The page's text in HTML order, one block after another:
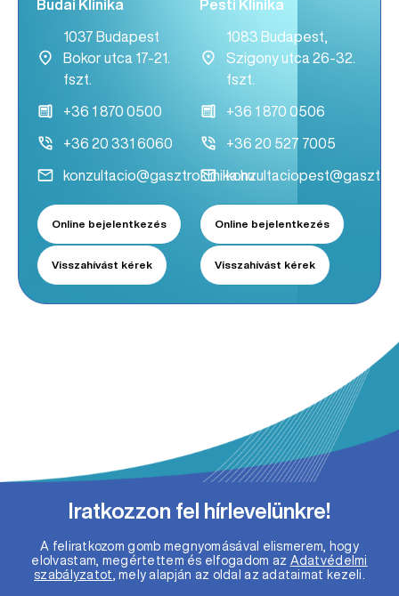
Budai Klinika
1037 Budapest
Bokor utca 17-21.
fszt.
+36 1 870 0500
+36 20 331 6060
konzultacio@gasztroklinika.hu
Online bejelentkezés
Visszahívást kérek
Pesti Klinika
1083 Budapest,
Szigony utca 26-32.
fszt.
+36 1 870 0506
+36 20 527 7005
Online bejelentkezés
Visszahívást kérek
Iratkozzon fel hírlevelünkre!
A feliratkozom gomb megnyomásával elismerem, hogy
elolvastam, megértettem és elfogadom az Adatvédelmi
szabályzatot , mely alapján az oldal az adataimat kezeli.